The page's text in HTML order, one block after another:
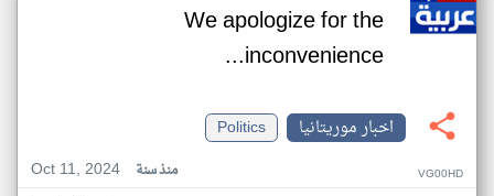
We apologize for the
inconvenience...
اخبار موريتانيا
Politics
Oct 11, 2024
منذ سنة VG00HD